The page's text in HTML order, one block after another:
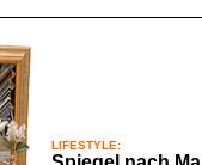
LIFESTYLE: